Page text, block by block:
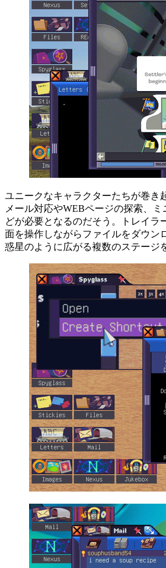
ユニークなキャラクターたちが巻き
メール対応やWEBページの探索、
どが必要となるのだそう。トレイラ
面を操作しながらファイルをダウン
惑星のように広がる複数のステージ